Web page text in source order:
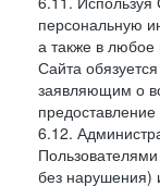
персональную
а также в
Сайта
заявляющим о
6.12.
без нарушения)